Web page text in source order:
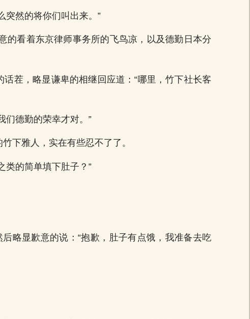
突然的将你们叫出来。”
的看着东京律师事务所的飞鸟凉，以及德勤日本分
茬，略显谦卑的相继回应道：“哪里，竹下社长客
们德勤的荣幸才对。”
下雅人，实在有些忍不了了。
类的简单填下肚子？”
略显歉意的说：“抱歉，肚子有点饿，我准备去吃